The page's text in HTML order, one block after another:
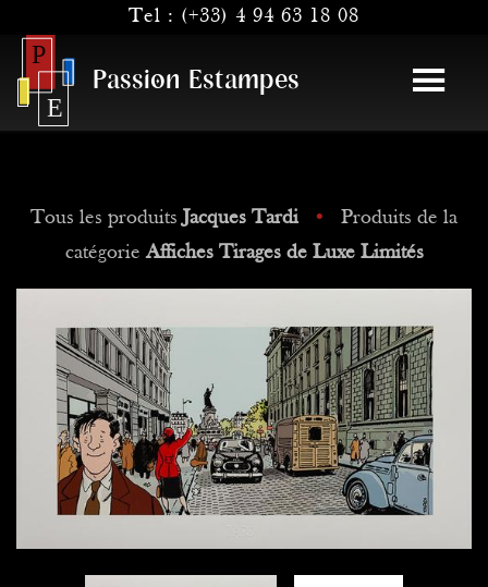
Tel : (+33) 4 94 63 18 08
Passion Estampes
Tous les produitsJacques Tardi •
Produits de la
catégorieAffiches Tirages de Luxe Limités